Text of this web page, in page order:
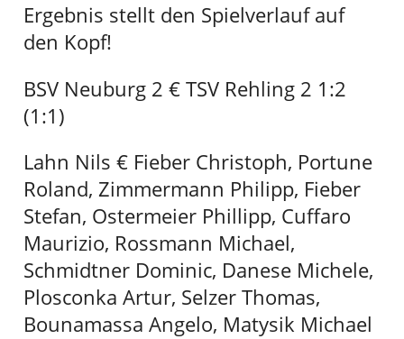
Ergebnis stellt den Spielverlauf auf
den Kopf!
BSV Neuburg 2 € TSV Rehling 2 1:2
(1:1)
Lahn Nils € Fieber Christoph, Portune
Roland, Zimmermann Philipp, Fieber
Stefan, Ostermeier Phillipp, Cuffaro
Maurizio, Rossmann Michael,
Schmidtner Dominic, Danese Michele,
Plosconka Artur, Selzer Thomas,
Bounamassa Angelo, Matysik Michael